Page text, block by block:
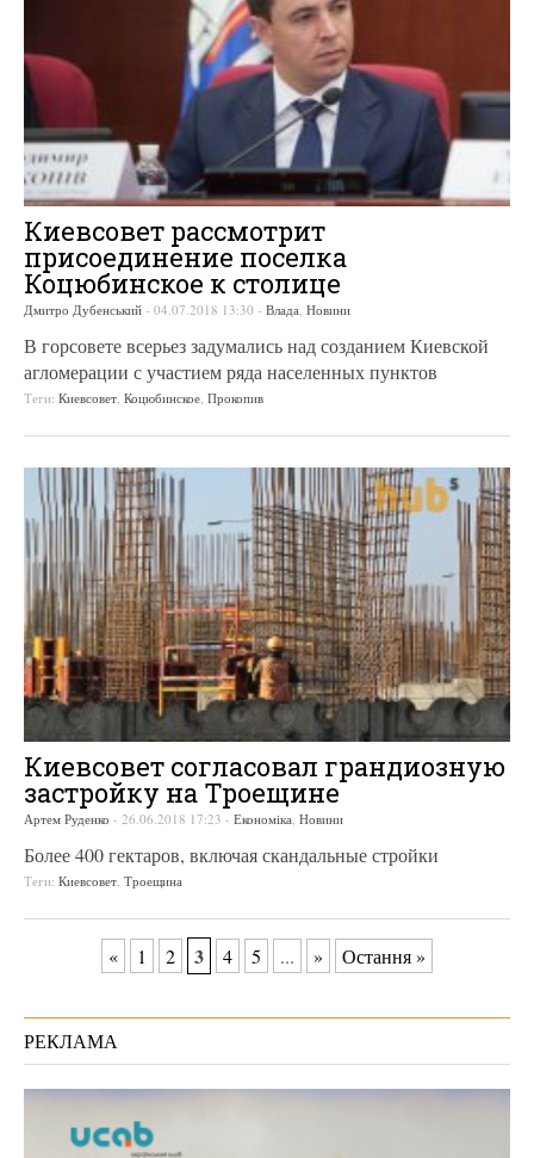
Киевсовет рассмотрит
присоединение поселка
Коцюбинское к столице
Дмитро Дубенський - 04.07.2018 13:30 - Влада Новини
В горсовете всерьез задумались над созданием Киевской
агломерации с участием ряда населенных пунктов
Теги: Киевсовет Коцюбинское Прокопив
Киевсовет согласовал грандиозную
застройку на Троещине
Артем Руденко - 26.06.2018 17:23 - Економіка, Новини
Более 400 гектаров, включая скандальные стройки
Теги: Киевсовет, Троещина
« 1 2 3 4 5 ... » Остання »
РЕКЛАМА